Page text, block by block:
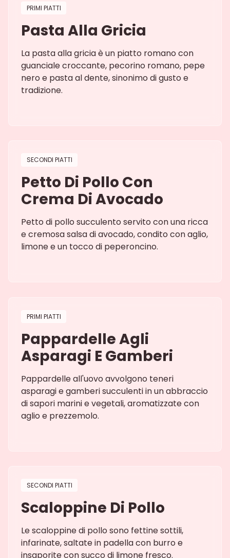
PRIMI PIATTI
Pasta Alla Gricia
La pasta alla gricia è un piatto romano con
guanciale croccante, pecorino romano, pepe
nero e pasta al dente, sinonimo di gusto e
tradizione.
SECONDI PIATTI
Petto Di Pollo Con
Crema Di Avocado
Petto di pollo succulento servito con una ricca
e cremosa salsa di avocado, condito con aglio,
limone e un tocco di peperoncino.
PRIMI PIATTI
Pappardelle Agli
Asparagi E Gamberi
Pappardelle all'uovo avvolgono teneri
asparagi e gamberi succulenti in un abbraccio
di sapori marini e vegetali, aromatizzate con
aglio e prezzemolo.
SECONDI PIATTI
Scaloppine Di Pollo
Le scaloppine di pollo sono fettine sottili,
infarinate, saltate in padella con burro e
insaporite con succo di limone fresco.